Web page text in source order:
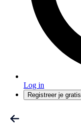
Log in
Registreer je gratis